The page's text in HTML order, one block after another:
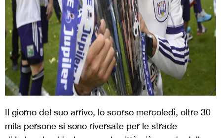
Il giorno del suo arrivo, lo scorso mercoledì, oltre 30
mila persone si sono riversate per le strade